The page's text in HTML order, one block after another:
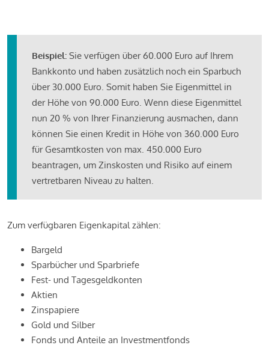
Beispiel: Sie verfügen über 60.000 Euro auf Ihrem
Bankkonto und haben zusätzlich noch ein Sparbuch
über 30.000 Euro. Somit haben Sie Eigenmittel in
der Höhe von 90.000 Euro. Wenn diese Eigenmittel
nun 20 % von Ihrer Finanzierung ausmachen, dann
können Sie einen Kredit in Höhe von 360.000 Euro
für Gesamtkosten von max. 450.000 Euro
beantragen, um Zinskosten und Risiko auf einem
vertretbaren Niveau zu halten.
Zum verfügbaren Eigenkapital zählen:
Bargeld
Sparbücher und Sparbriefe
Fest- und Tagesgeldkonten
Aktien
Zinspapiere
Gold und Silber
Fonds und Anteile an Investmentfonds